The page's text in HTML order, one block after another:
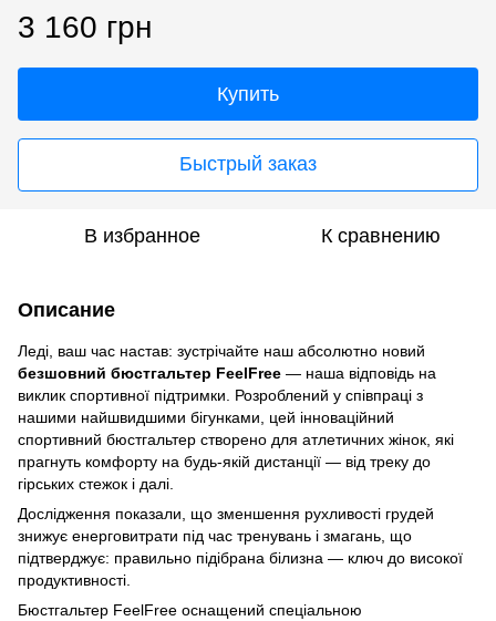
3 160 грн
Купить
Быстрый заказ
В избранное К сравнению
Описание
Леді, ваш час настав: зустрічайте наш абсолютно новий
безшовний бюстгальтер FeelFree — наша відповідь на
виклик спортивної підтримки. Розроблений у співпраці з
нашими найшвидшими бігунками, цей інноваційний
спортивний бюстгальтер створено для атлетичних жінок, які
прагнуть комфорту на будь-якій дистанції — від треку до
гірських стежок і далі.
Дослідження показали, що зменшення рухливості грудей
знижує енерговитрати під час тренувань і змагань, що
підтверджує: правильно підібрана білизна — ключ до високої
продуктивності.
Бюстгальтер FeelFree оснащений спеціальною